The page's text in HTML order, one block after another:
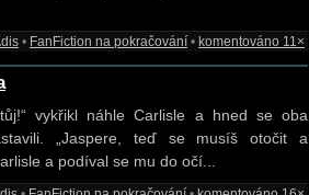
• FanFiction na pokračování • komentováno 11×
vykřikl náhle Carlisle a hned se oba
„Jaspere, teď se musíš otočit a
a podíval se mu do očí...